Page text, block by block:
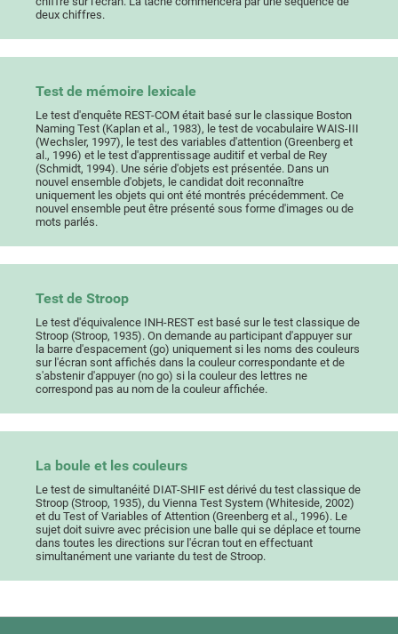
deux chiffres.
Test de mémoire lexicale
Le test d'enquête REST-COM était basé sur le classique Boston
Naming Test (Kaplan et al., 1983), le test de vocabulaire WAIS-III
(Wechsler, 1997), le test des variables d'attention (Greenberg et
al., 1996) et le test d'apprentissage auditif et verbal de Rey
(Schmidt, 1994). Une série d'objets est présentée. Dans un
nouvel ensemble d'objets, le candidat doit reconnaître
uniquement les objets qui ont été montrés précédemment. Ce
nouvel ensemble peut être présenté sous forme d'images ou de
mots parlés.
Test de Stroop
Le test d'équivalence INH-REST est basé sur le test classique de
Stroop (Stroop, 1935). On demande au participant d'appuyer sur
la barre d'espacement (go) uniquement si les noms des couleurs
sur l'écran sont affichés dans la couleur correspondante et de
s'abstenir d'appuyer (no go) si la couleur des lettres ne
correspond pas au nom de la couleur affichée.
La boule et les couleurs
Le test de simultanéité DIAT-SHIF est dérivé du test classique de
Stroop (Stroop, 1935), du Vienna Test System (Whiteside, 2002)
et du Test of Variables of Attention (Greenberg et al., 1996). Le
sujet doit suivre avec précision une balle qui se déplace et tourne
dans toutes les directions sur l'écran tout en effectuant
simultanément une variante du test de Stroop.